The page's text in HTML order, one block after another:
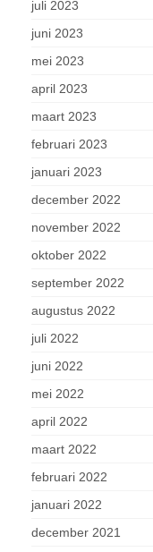
juli 2023
juni 2023
mei 2023
april 2023
maart 2023
februari 2023
januari 2023
december 2022
november 2022
oktober 2022
september 2022
augustus 2022
juli 2022
juni 2022
mei 2022
april 2022
maart 2022
februari 2022
januari 2022
december 2021